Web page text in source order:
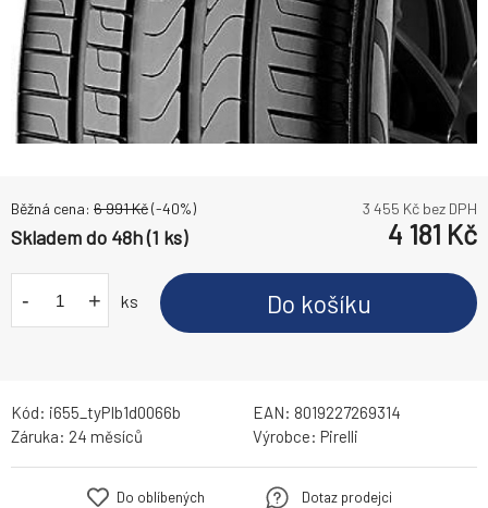
Běžná cena: 6 991Kč(-40%) 3 455 Kč bez DPH
Skladem do 48h (1 ks) 4 181 Kč
- + ks Do košíku
Kód: i655_tyPIb1d0066b EAN: 8019227269314
Záruka: 24 měsíců Výrobce: Pirelli
Do oblíbených
Dotaz prodejci